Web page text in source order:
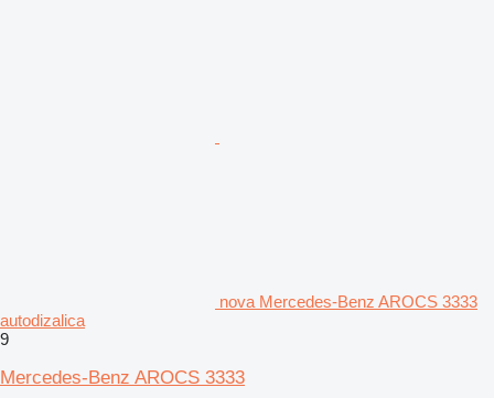
nova Mercedes-Benz AROCS 3333
autodizalica
9
Mercedes-Benz AROCS 3333